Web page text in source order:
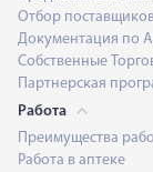
Отбор
Документация по
Собственные
Партнерская
Работа
Преимущества
Работа в аптеке